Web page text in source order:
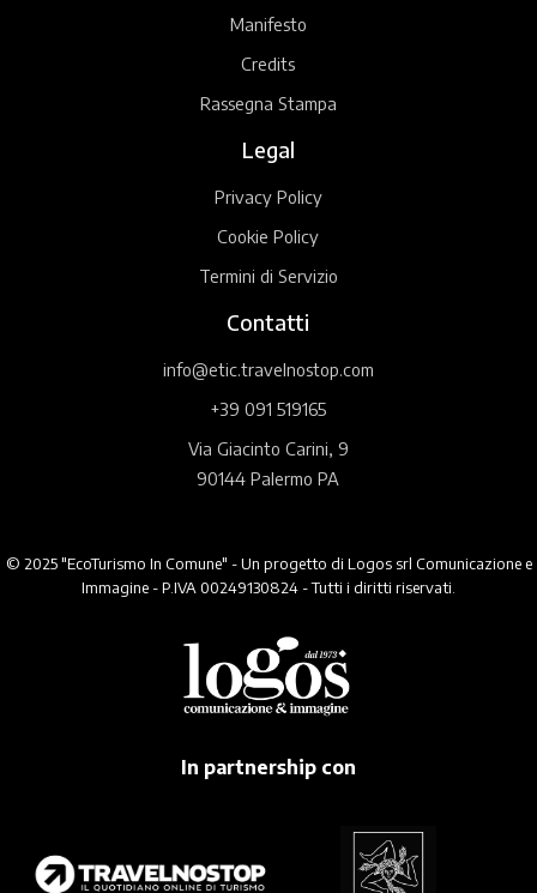
Manifesto
Credits
Rassegna Stampa
Legal
Privacy Policy
Cookie Policy
Termini di Servizio
Contatti
info@etic.travelnostop.com
+39 091 519165
Via Giacinto Carini, 9
90144 Palermo PA
© 2025 "EcoTurismo In Comune" - Un progetto di Logos srl Comunicazione e
Immagine - P.IVA 00249130824 - Tutti i diritti riservati.
In partnership con